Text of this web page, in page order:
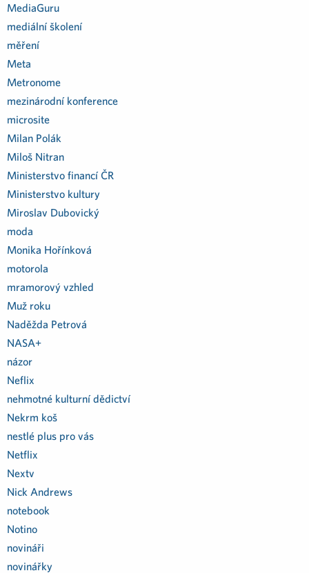
MediaGuru
mediální školení
měření
Meta
Metronome
mezinárodní konference
microsite
Milan Polák
Miloš Nitran
Ministerstvo financí ČR
Ministerstvo kultury
Miroslav Dubovický
moda
Monika Hořínková
motorola
mramorový vzhled
Muž roku
Naděžda Petrová
NASA+
názor
Neflix
nehmotné kulturní dědictví
Nekrm koš
nestlé plus pro vás
Netflix
Nextv
Nick Andrews
notebook
Notino
novináři
novinářky